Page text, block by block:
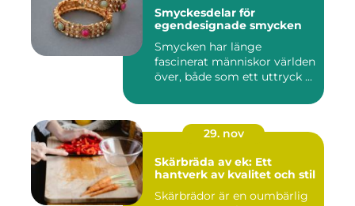
Smyckesdelar för
egendesignade smycken
Smycken har länge
fascinerat människor världen
över, både som ett uttryck ...
29. nov
Skärbräda av ek: Ett
hantverk av kvalitet och stil
Skärbrädor är en oumbärlig